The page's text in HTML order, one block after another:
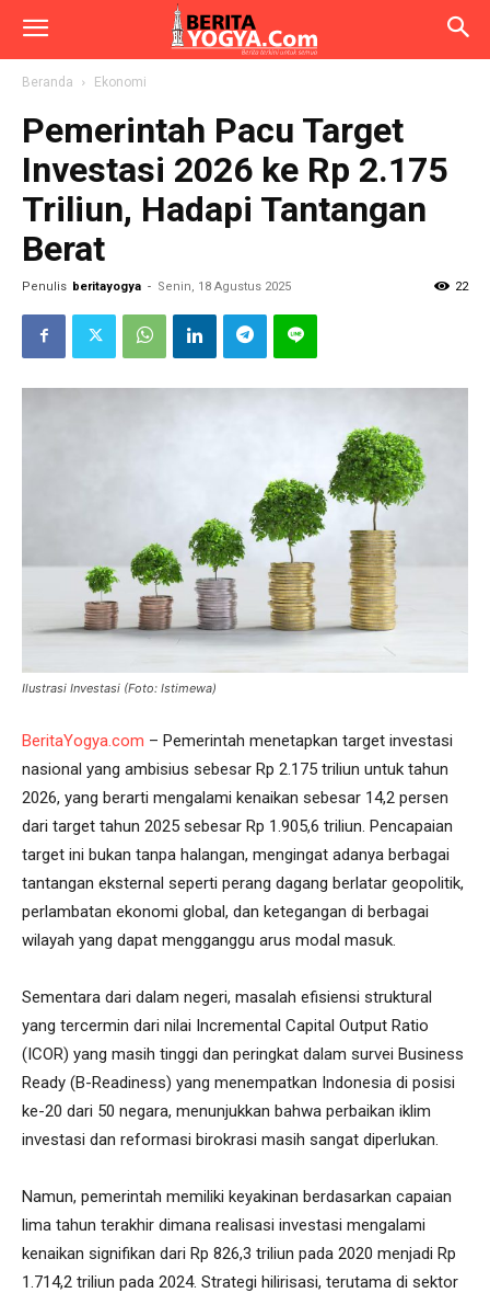
Beranda Ekonomi
Pemerintah Pacu Target
Investasi 2026 ke Rp 2.175
Triliun, Hadapi Tantangan
Berat
Penulis beritayogya - Senin, 18 Agustus 2025 22
Ilustrasi Investasi (Foto: Istimewa)
BeritaYogya.com – Pemerintah menetapkan target investasi
nasional yang ambisius sebesar Rp 2.175 triliun untuk tahun
2026, yang berarti mengalami kenaikan sebesar 14,2 persen
dari target tahun 2025 sebesar Rp 1.905,6 triliun. Pencapaian
target ini bukan tanpa halangan, mengingat adanya berbagai
tantangan eksternal seperti perang dagang berlatar geopolitik,
perlambatan ekonomi global, dan ketegangan di berbagai
wilayah yang dapat mengganggu arus modal masuk.
Sementara dari dalam negeri, masalah efisiensi struktural
yang tercermin dari nilai Incremental Capital Output Ratio
(ICOR) yang masih tinggi dan peringkat dalam survei Business
Ready (B-Readiness) yang menempatkan Indonesia di posisi
ke-20 dari 50 negara, menunjukkan bahwa perbaikan iklim
investasi dan reformasi birokrasi masih sangat diperlukan.
Namun, pemerintah memiliki keyakinan berdasarkan capaian
lima tahun terakhir dimana realisasi investasi mengalami
kenaikan signifikan dari Rp 826,3 triliun pada 2020 menjadi Rp
1.714,2 triliun pada 2024. Strategi hilirisasi, terutama di sektor